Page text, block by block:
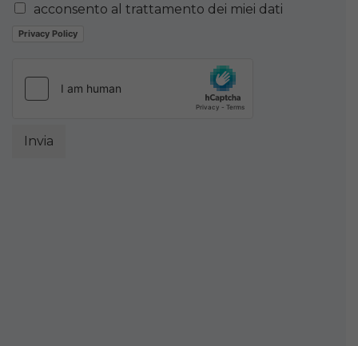
acconsento al trattamento dei miei dati
Privacy Policy
Invia